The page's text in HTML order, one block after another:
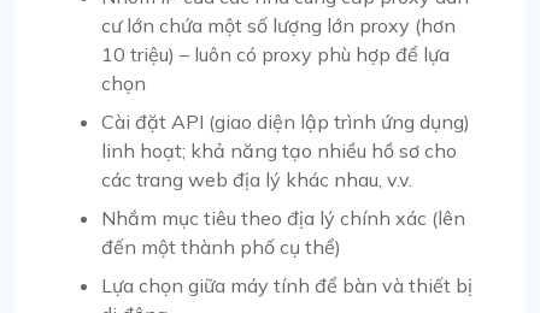
cư lớn chứa một số lượng lớn proxy (hơn
10 triệu) – luôn có proxy phù hợp để lựa
chọn
Cài đặt API (giao diện lập trình ứng dụng)
linh hoạt; khả năng tạo nhiều hồ sơ cho
các trang web địa lý khác nhau, v.v.
Nhắm mục tiêu theo địa lý chính xác (lên
đến một thành phố cụ thể)
Lựa chọn giữa máy tính để bàn và thiết bị